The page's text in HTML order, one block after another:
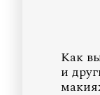
Как
и